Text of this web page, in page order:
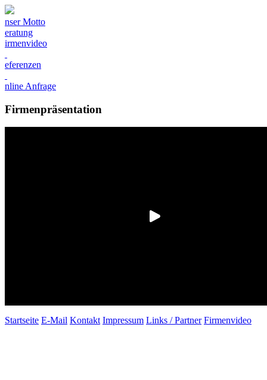
nser Motto
eratung
irmenvideo
eferenzen
nline Anfrage
Firmenpräsentation
Startseite E-Mail Kontakt Impressum Links / Partner Firmenvideo